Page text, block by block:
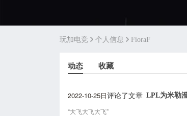
玩加电竞 个人信息 FioraF
动态 收藏
2022-10-25日评论了文章 LPL为米勒
“大飞大飞大飞”